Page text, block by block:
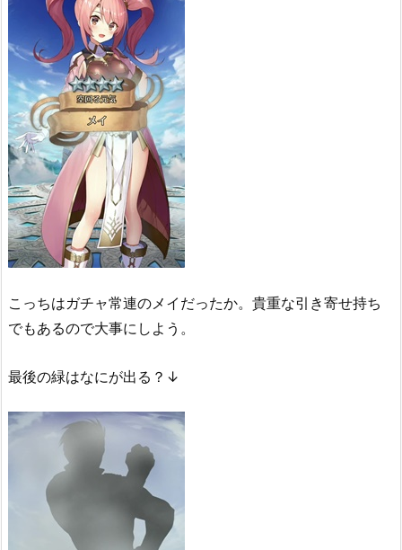
こっちはガチャ常連のメイだったか。貴重な引き寄せ持ち
でもあるので大事にしよう。
最後の緑はなにが出る？↓